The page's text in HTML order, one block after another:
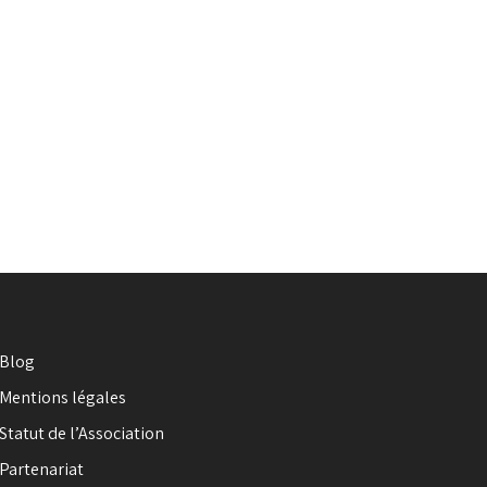
Blog
Mentions légales
Statut de l’Association
Partenariat